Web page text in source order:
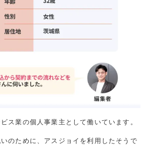
ス業の個人事業主として働いています。
のために、アスジョイを利用したそうで